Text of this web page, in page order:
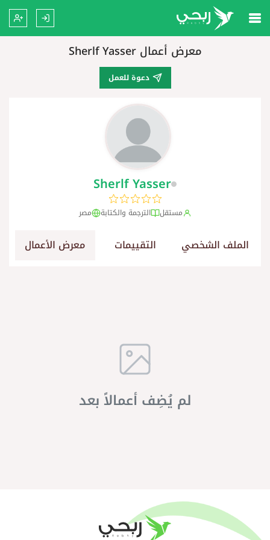
معرض أعمال Sherlf Yasser
دعوة للعمل
Sherlf Yasser
مستقل الترجمة والكتابة مصر
الملف الشخصي التقييمات معرض الأعمال
لم يُضِف أعمالاً بعد